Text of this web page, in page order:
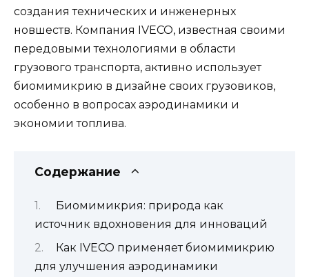
создания технических и инженерных
новшеств. Компания IVECO, известная своими
передовыми технологиями в области
грузового транспорта, активно использует
биомимикрию в дизайне своих грузовиков,
особенно в вопросах аэродинамики и
экономии топлива.
Содержание
Биомимикрия: природа как
источник вдохновения для инноваций
Как IVECO применяет биомимикрию
для улучшения аэродинамики